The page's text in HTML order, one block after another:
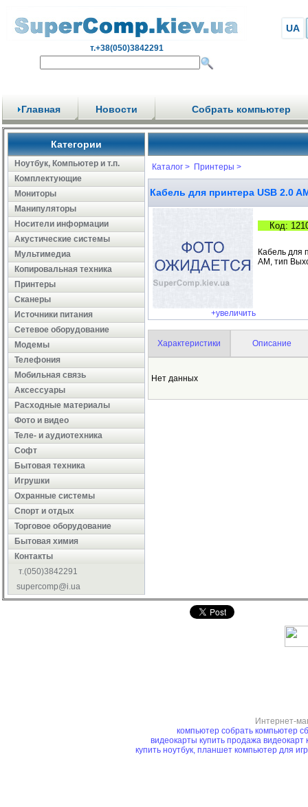
т.+38(050)3842291
UA
Главная Новости Собрать компьютер
Категории
Ноутбук, Компьютер и т.п.
Комплектующие
Мониторы
Манипуляторы
Носители информации
Акустические системы
Мультимедиа
Копировальная техника
Принтеры
Сканеры
Источники питания
Сетевое оборудование
Модемы
Телефония
Мобильная связь
Аксессуары
Расходные материалы
Фото и видео
Теле- и аудиотехника
Софт
Бытовая техника
Игрушки
Охранные системы
Cпорт и отдых
Торговое оборудование
Бытовая химия
Контакты
т.(050)3842291
supercomp@i.ua
Каталог > Принтеры >
Кабель для принтера USB 2.0
+увеличить
Код:
Кабель для
AM, тип
Характеристики Описание
Нет данных
Интернет-
компьютер собрать компьютер
видеокарты купить продажа видеокарт
купить ноутбук, планшет компьютер для